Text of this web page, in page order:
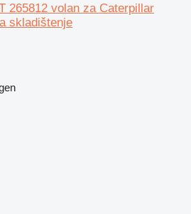
265812 volan za Caterpillar
skladištenje